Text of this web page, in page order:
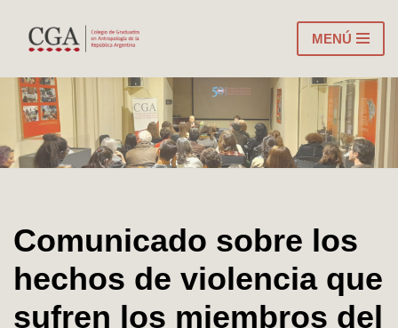
contenido
MENÚ
Comunicado sobre los
hechos de violencia que
sufren los miembros del